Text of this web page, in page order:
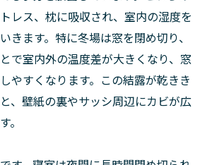
レス、枕に吸収され、室内の湿度を
きます。特に冬場は窓を閉め切り、
で室内外の温度差が大きくなり、窓
やすくなります。この結露が乾きき
、壁紙の裏やサッシ周辺にカビが広
。